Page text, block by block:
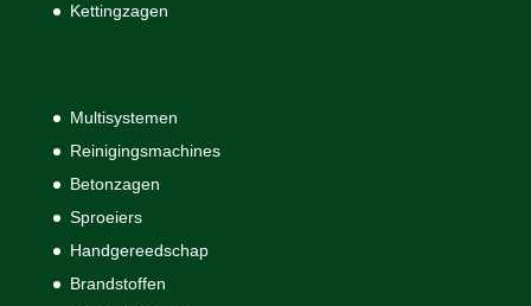
Kettingzagen
Multisystemen
Reinigingsmachines
Betonzagen
Sproeiers
Handgereedschap
Brandstoffen